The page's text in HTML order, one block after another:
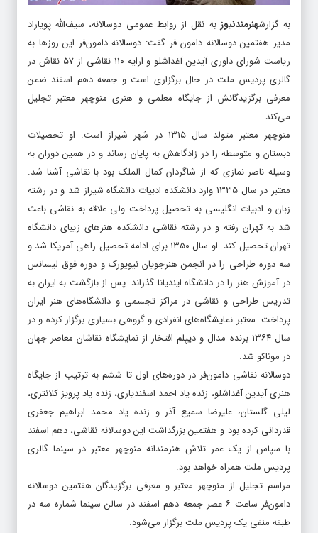
به گزارشهنرمندنیوزبه نقل از روابط عمومی دوسالانه، سیف‌الله پویاراد
مدیر هفتمین دوسالانه دامون فر گفت: دوسالانه دامون‌فر این روزها به
ریاست شورای داوری آیدین آغداشلو و ارایه ۱۱۰ نقاشی از ۵۷ نقاش در
گالری پردیس ملت در حال برگزاری است و جمعه دهم اسفند ضمن
معرفی برگزیدگانش از جایگاه معلمی و هنری منوچهر معتبر تجلیل
می‌کند.
منوچهر معتبر متولد سال ۱۳۱۵ در شهر شیراز است. او تحصیلات
دبستان و متوسطه را در زادگاهش به پایان رساند و در همین دوران به
وسیله ناصر نمازی که از شاگردان کمال الملک بود با نقاشی آشنا شد.
معتبر در سال ۱۳۳۵ وارد دانشکده ادبیات دانشگاه شیراز شد و در رشته
زبان و ادبیات انگلیسی به تحصیل پرداخت ولی علاقه به نقاشی باعث
شد به تهران رفته و در رشته نقاشی دانشکده هنرهای زیبای دانشگاه
تهران تحصیل کند. او سال ۱۳۵۰ برای ادامه تحصیل راهی آمریکا شد و
سه دوره طراحی را در انجمن هنرجویان نیویورک و دوره فوق لیسانس
در آموزش هنر را در دانشگاه ایندیانا گذراند. پس از بازگشت به ایران به
تدریس طراحی و نقاشی در مراکز تجسمی و دانشگاه‌های هنر ایران
پرداخت. معتبر نمایشگاه‌های انفرادی و گروهی بسیاری برگزار کرده و در
سال ۱۳۶۴ برنده مدال و دیپلم افتخار از نمایشگاه نقاشان معاصر جهان
در موناکو شد.
دوسالانه نقاشی دامون‌فر در دوره‌های اول تا ششم به ترتیب از جایگاه
هنری آیدین آغداشلو، زنده یاد احمد اسفندیاری، زنده یاد پرویز کلانتری،
لیلی گلستان، علیرضا سمیع آذر و زنده یاد محمد ابراهیم جعفری
قدردانی کرده بود و هفتمین بزرگداشت این دوسالانه نقاشی، دهم اسفند
با سپاس از یک عمر تلاش هنرمندانه منوچهر معتبر در سینما گالری
پردیس ملت همراه خواهد بود.
مراسم تجلیل از منوچهر معتبر و معرفی برگزیدگان هفتمین دوسالانه
دامون‌فر ساعت ۶ عصر جمعه دهم اسفند در سالن سینما شماره سه در
طبقه منفی یک پردیس ملت برگزار می‌شود.